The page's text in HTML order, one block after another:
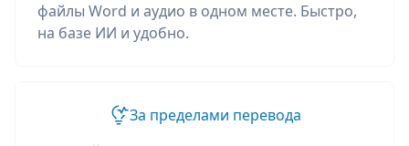
файлы Word и аудио в одном месте. Быстро,
на базе ИИ и удобно.
За пределами перевода